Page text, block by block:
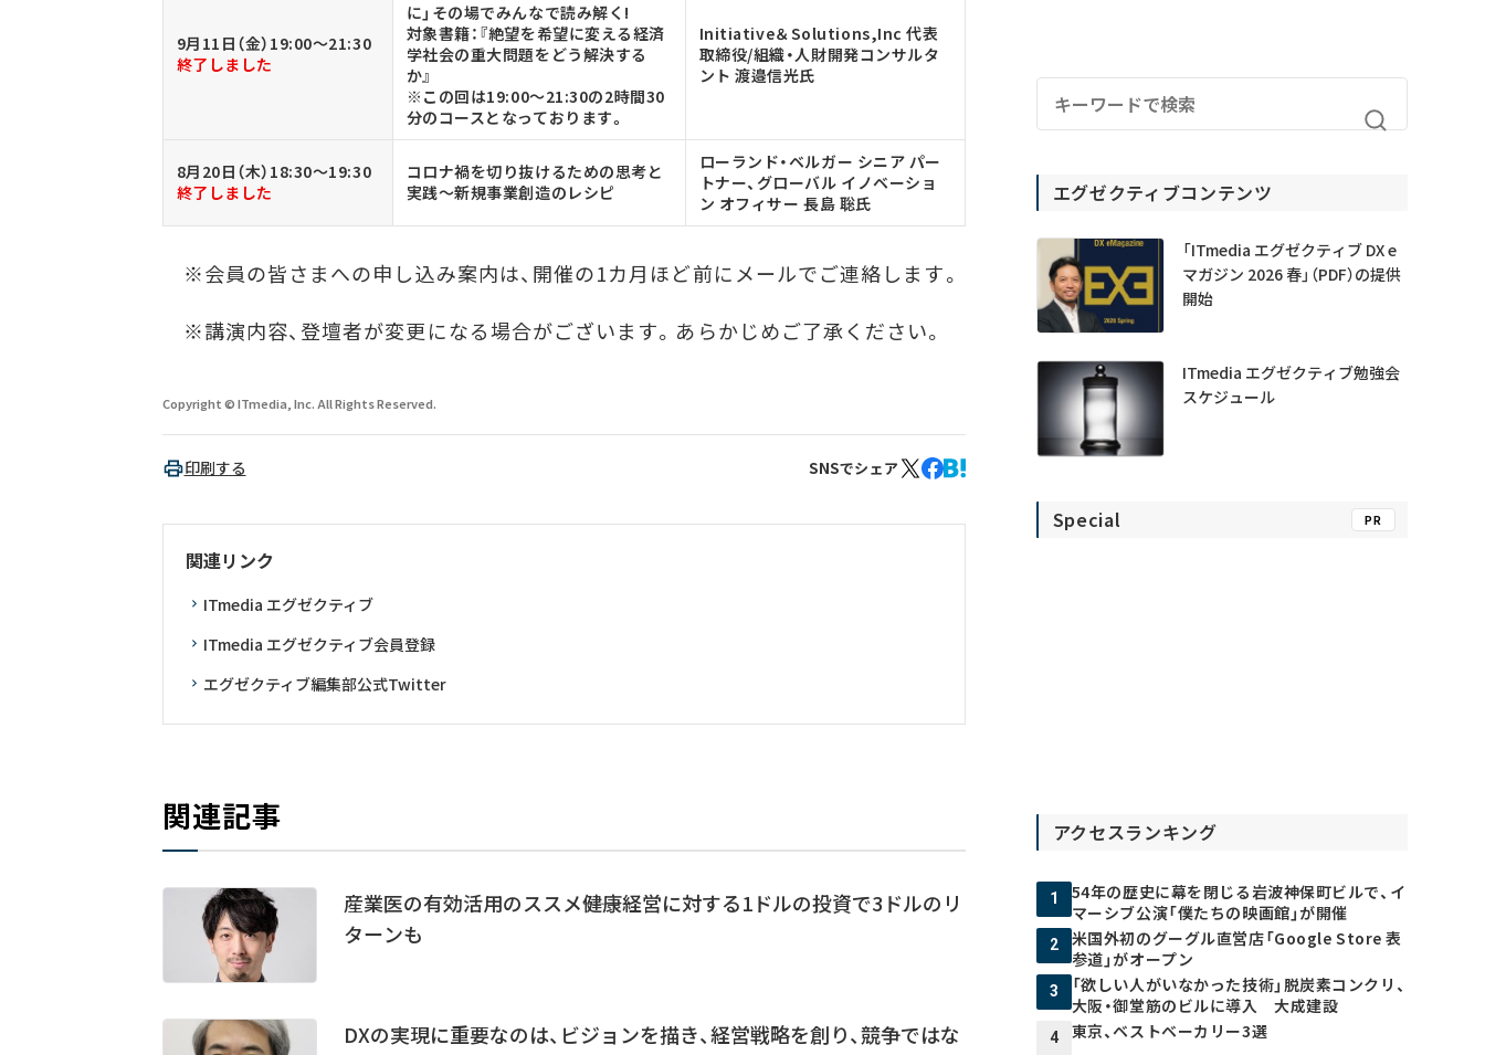
9月11日（金）19:00～21:30
終了しました
に」その場でみんなで読み解く!
対象書籍：『絶望を希望に変える経済
学社会の重大問題をどう解決する
か』
※この回は19:00～21:30の2時間30
分のコースとなっております。
Initiative＆Solutions,Inc 代表
取締役/組織・人財開発コンサルタ
ント 渡邉信光氏
8月20日（木）18:30～19:30
終了しました
コロナ禍を切り抜けるための思考と
実践～新規事業創造のレシピ
ローランド・ベルガー シニア パー
トナー、グローバル イノベーショ
ン オフィサー 長島 聡氏
※会員の皆さまへの申し込み案内は、開催の1カ月ほど前にメールでご連絡します。
※講演内容、登壇者が変更になる場合がございます。あらかじめご了承ください。
Copyright © ITmedia, Inc. All Rights Reserved.
印刷する SNSでシェア
関連リンク
ITmedia エグゼクティブ
ITmedia エグゼクティブ会員登録
エグゼクティブ編集部公式Twitter
関連記事
産業医の有効活用のススメ――健康経営に対する1ドルの投資で3ドルのリ
ターンも
DXの実現に重要なのは、ビジョンを描き、経営戦略を創り、競争ではな
エグゼクティブコンテンツ
「ITmedia エグゼクティブ DX e
マガジン 2026 春」（PDF）の提供
開始
ITmedia エグゼクティブ勉強会
スケジュール
Special PR
アクセスランキング
1
54年の歴史に幕を閉じる岩波神保町ビルで、イ
マーシブ公演「僕たちの映画館」が開催
2
米国外初のグーグル直営店「Google Store 表
参道」がオープン
3
「欲しい人がいなかった技術」脱炭素コンクリ、
大阪・御堂筋のビルに導入 大成建設
4 東京、ベストベーカリー3選